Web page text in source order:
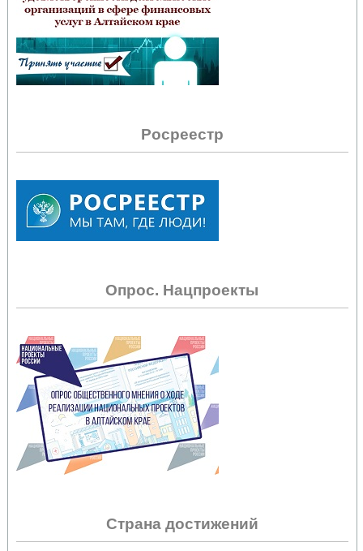
Росреестр
Опрос. Нацпроекты
Страна достижений